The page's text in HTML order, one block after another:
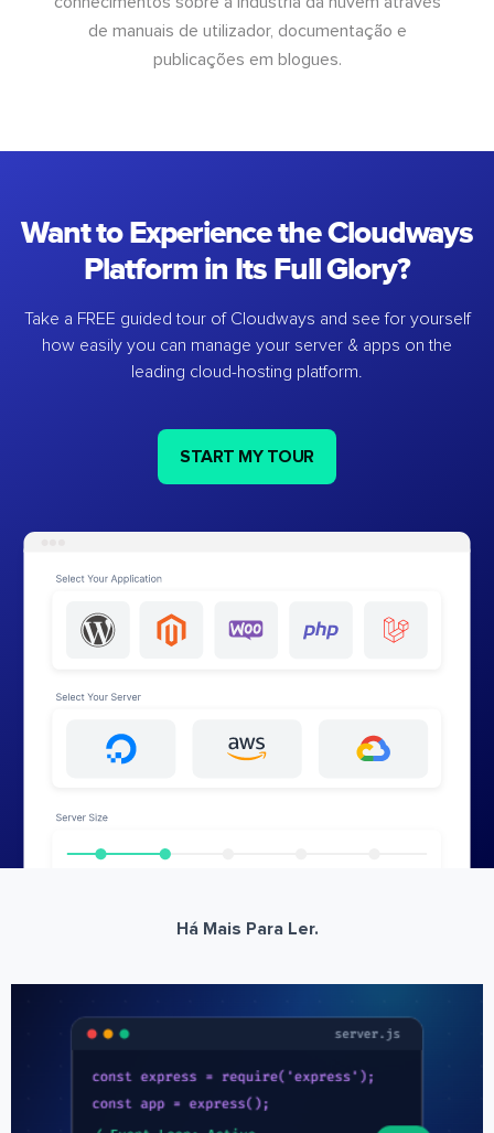
de manuais de utilizador, documentação e
publicações em blogues.
Want to Experience the Cloudways
Platform in Its Full Glory?
Take a FREE guided tour of Cloudways and see for yourself
how easily you can manage your server & apps on the
leading cloud-hosting platform.
START MY TOUR
Há Mais Para Ler.